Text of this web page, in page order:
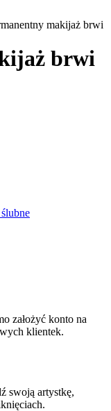
makijaż brwi
brwi
założyć konto na
klientek.
swoją artystkę,